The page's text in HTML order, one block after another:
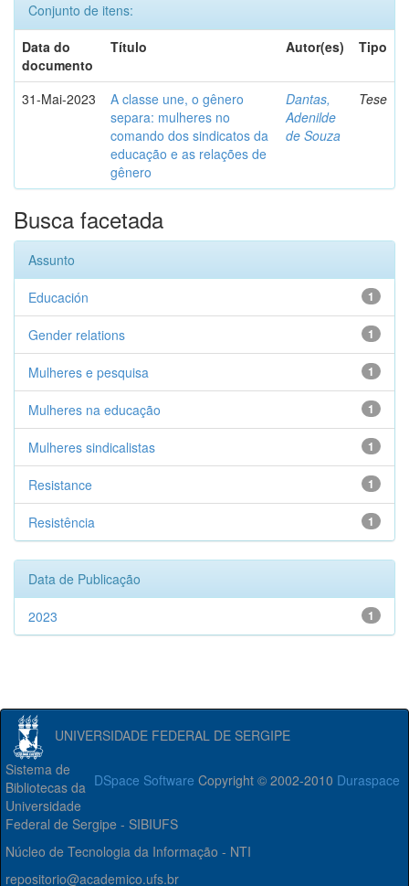
Conjunto de itens:
Data do
documento
Título Autor(es) Tipo
31-Mai-2023
A classe une, o gênero
separa: mulheres no
comando dos sindicatos da
educação e as relações de
gênero
Dantas,
Adenilde
de Souza
Tese
Busca facetada
Assunto
1
Educación
1
Gender relations
1
Mulheres e pesquisa
1
Mulheres na educação
1
Mulheres sindicalistas
1
Resistance
1
Resistência
Data de Publicação
1
2023
UNIVERSIDADE FEDERAL DE SERGIPE
DSpace Software Copyright © 2002-2010 Duraspace
Sistema de
Bibliotecas da
Universidade
Federal de Sergipe - SIBIUFS
Núcleo de Tecnologia da Informação - NTI
repositorio@academico.ufs.br